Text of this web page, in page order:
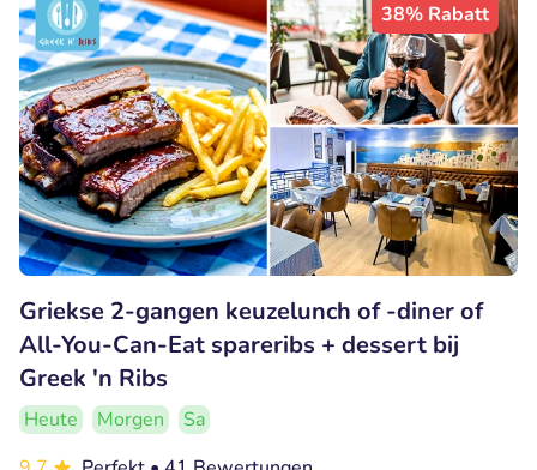
38% Rabatt
Griekse 2-gangen keuzelunch of -diner of
All-You-Can-Eat spareribs + dessert bij
Greek 'n Ribs
Heute Morgen
Sa